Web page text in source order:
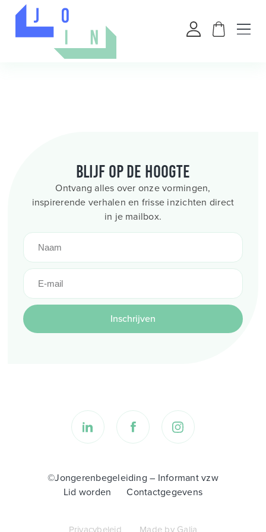
Blijf op de hoogte
Ontvang alles over onze vormingen,
inspirerende verhalen en frisse inzichten direct
in je mailbox.
Inschrijven
©Jongerenbegeleiding – Informant vzw
Lid worden
Contactgegevens